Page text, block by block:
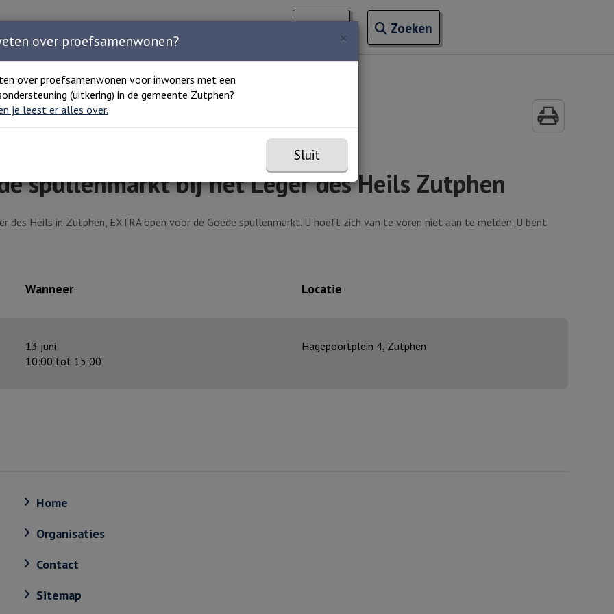
Contact Zoeken
Zoeken
Zoeken naar ingevoerde termen
bij het Leger des Heils Zutphen
spullenmarkt bij het Leger des Heils Zutphen
des Heils in Zutphen, EXTRA open voor de Goede spullenmarkt. U hoeft zich van te voren niet aan te melden. U bent
Wanneer Locatie
13 juni
10:00 tot 15:00
Hagepoortplein 4, Zutphen
Home
Organisaties
Contact
Sitemap
×
over proefsamenwonen?
over proefsamenwonen voor inwoners met een
(uitkering) in de gemeente Zutphen?
je leest er alles over.
Sluit